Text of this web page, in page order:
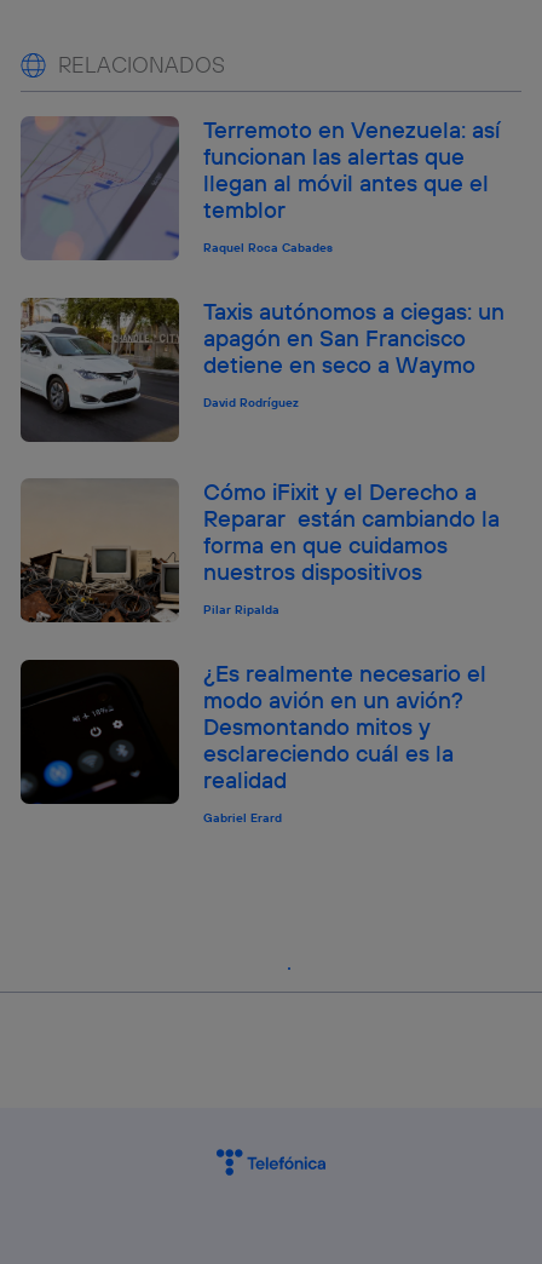
RELACIONADOS
Terremoto en Venezuela: así
funcionan las alertas que
llegan al móvil antes que el
temblor
Raquel Roca Cabades
Taxis autónomos a ciegas: un
apagón en San Francisco
detiene en seco a Waymo
David Rodríguez
Cómo iFixit y el Derecho a
Reparar están cambiando la
forma en que cuidamos
nuestros dispositivos
Pilar Ripalda
¿Es realmente necesario el
modo avión en un avión?
Desmontando mitos y
esclareciendo cuál es la
realidad
Gabriel Erard